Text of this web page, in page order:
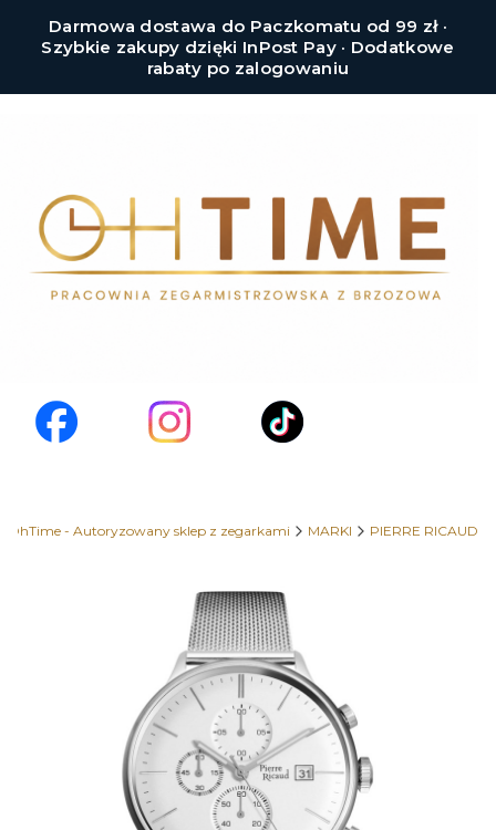
Darmowa dostawa do Paczkomatu od 99 zł ·
Szybkie zakupy dzięki InPost Pay · Dodatkowe
rabaty po zalogowaniu
OhTime - Autoryzowany sklep z zegarkami MARKI PIERRE RICAUD